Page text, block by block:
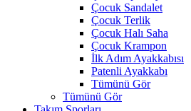
Çocuk Sandalet
Çocuk Terlik
Çocuk Halı Saha
Çocuk Krampon
İlk Adım Ayakkabısı
Patenli Ayakkabı
Tümünü Gör
Tümünü Gör